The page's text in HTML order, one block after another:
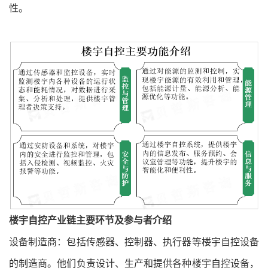
性。
楼宇自控产业链主要环节及参与者介绍
设备制造商：包括传感器、控制器、执行器等楼宇自控设备
的制造商。他们负责设计、生产和提供各种楼宇自控设备，